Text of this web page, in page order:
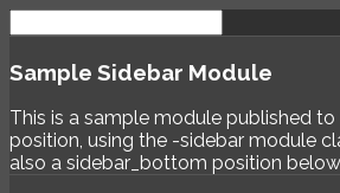
Sample Sidebar Module
This is a sample module published
position, using the -sidebar module
also a sidebar_bottom position